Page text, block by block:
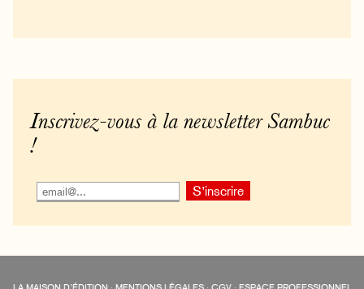
Inscrivez-vous à la newsletter Sambuc
!